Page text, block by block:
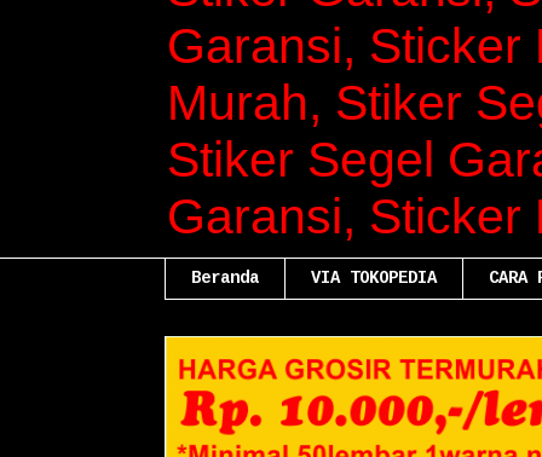
Garansi, Sticker
Murah, Stiker
Stiker Segel
Garansi, Sticker
Beranda VIA TOKOPEDIA CARA